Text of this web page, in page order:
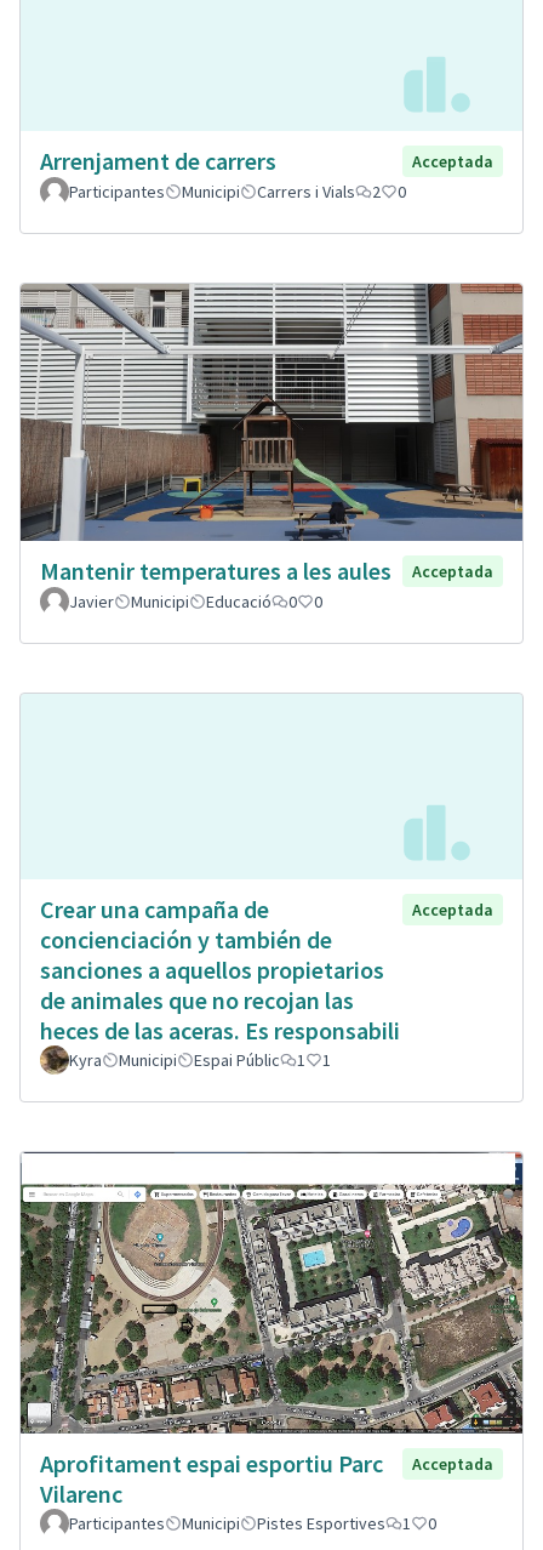
Arrenjament de carrers
Acceptada
Participantes
Municipi Carrers i Vials 2 0
Mantenir temperatures a les aules
Acceptada
Javier
Municipi Educació 0 0
Crear una campaña de
concienciación y también de
sanciones a aquellos propietarios
de animales que no recojan las
heces de las aceras. Es responsabili
Acceptada
Kyra Municipi Espai Públic 1 1
Aprofitament espai esportiu Parc
Vilarenc
Acceptada
Participantes Municipi Pistes Esportives 1 0